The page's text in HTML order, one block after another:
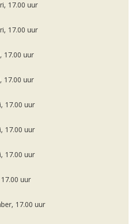
17.00 uur
17.00 uur
17.00 uur
17.00 uur
17.00 uur
17.00 uur
17.00 uur
uur
17.00 uur